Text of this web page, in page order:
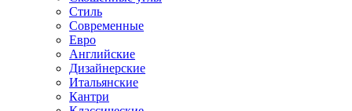
Стиль
Современные
Евро
Английские
Дизайнерские
Итальянские
Кантри